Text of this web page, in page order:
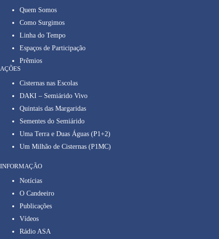
Quem Somos
Como Surgimos
Linha do Tempo
Espaços de Participação
Prêmios
AÇÕES
Cisternas nas Escolas
DAKI – Semiárido Vivo
Quintais das Margaridas
Sementes do Semiárido
Uma Terra e Duas Águas (P1+2)
Um Milhão de Cisternas (P1MC)
INFORMAÇÃO
Notícias
O Candeeiro
Publicações
Vídeos
Rádio ASA